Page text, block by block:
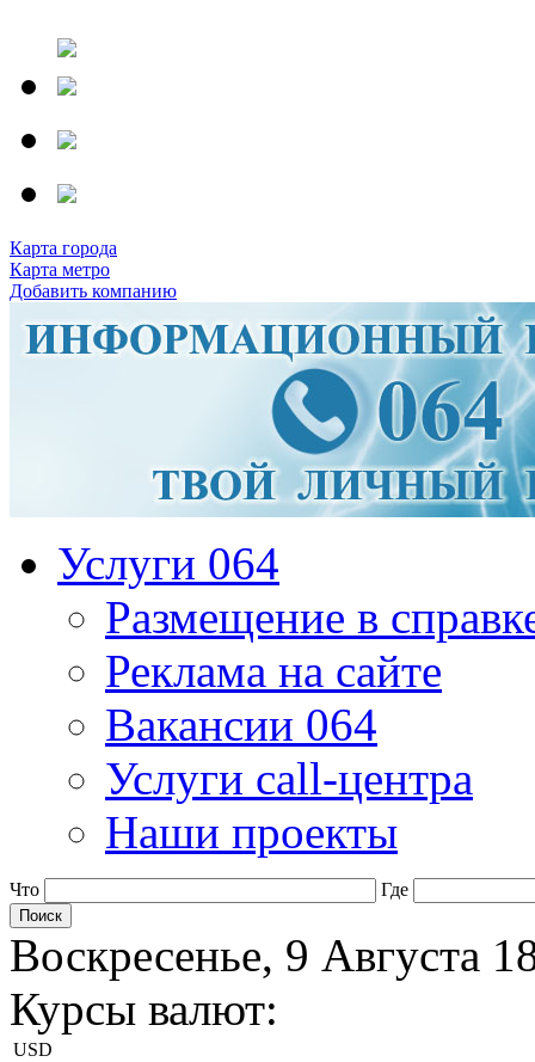
Карта города
Карта метро
Добавить компанию
Услуги 064
Размещение в
Реклама на сайте
Вакансии 064
Услуги call-центра
Наши проекты
Что Где
Воскресенье, 9 Августа
Курсы валют:
USD